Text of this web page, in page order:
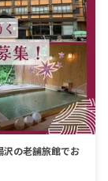
沢の老舗旅館でお